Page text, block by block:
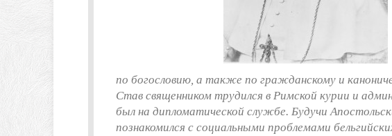
по богословию, а также по гражданскому и
Став священником трудился в Римской курии и
был на дипломатической службе. Будучи
познакомился с социальными проблемами